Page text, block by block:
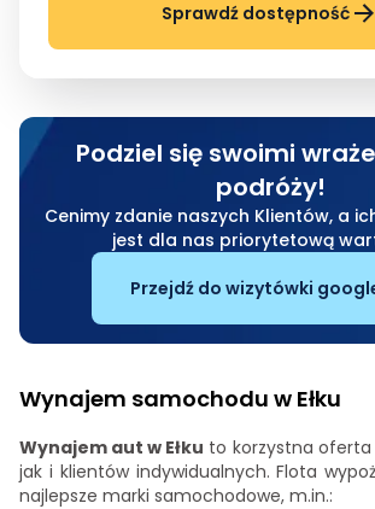
Sprawdź dostępność
Podziel się swoimi
podróży!
Cenimy zdanie naszych Klientów, a
jest dla nas priorytetową
Przejdź do wizytówki
Wynajem samochodu w Ełku
Wynajem aut w Ełku to korzystna
jak i klientów indywidualnych. Flota
najlepsze marki samochodowe, m.in.: